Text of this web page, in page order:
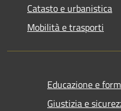
Catasto e urbanistica
Mobilità e trasporti
Educazione e
Giustizia e